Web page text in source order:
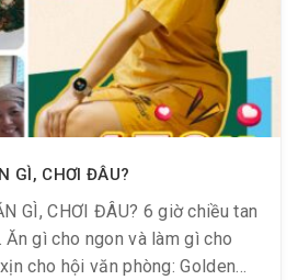
GÌ, CHƠI ĐÂU?
GÌ, CHƠI ĐÂU? 6 giờ chiều tan
gì cho ngon và làm gì cho
cho hội văn phòng: Golden